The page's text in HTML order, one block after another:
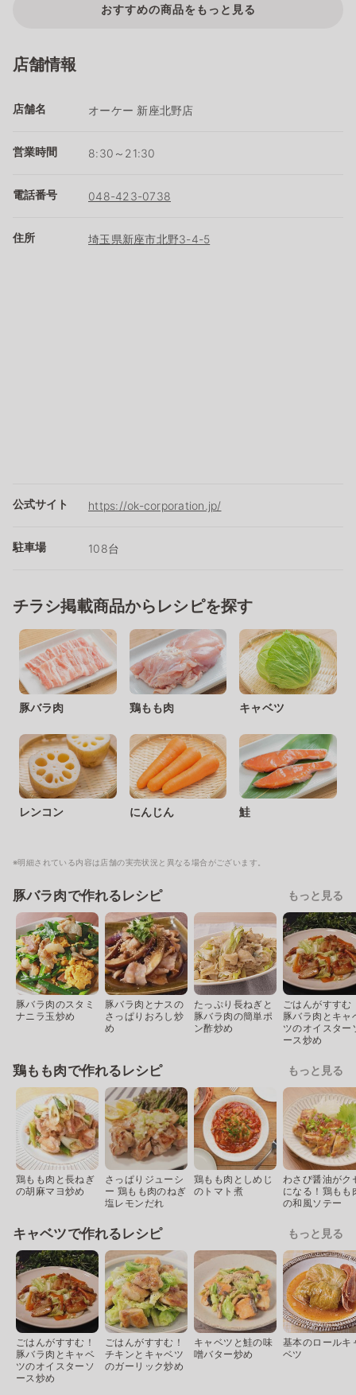
おすすめの商品をもっと見る
店舗情報
店舗名 オーケー 新座北野店
営業時間 8:30～21:30
電話番号 048-423-0738
住所 埼玉県新座市北野3-4-5
公式サイト https://ok-corporation.jp/
駐車場 108台
チラシ掲載商品からレシピを探す
豚バラ肉 鶏もも肉 キャベツ
レンコン にんじん 鮭
※明細されている内容は店舗の実売状況と異なる場合がございます。
豚バラ肉で作れるレシピ もっと見る
豚バラ肉のスタミ
ナニラ玉炒め
豚バラ肉とナスの
さっぱりおろし炒
め
たっぷり長ねぎと
豚バラ肉の簡単ポ
ン酢炒め
ごはんがすすむ
豚バラ肉とキャ
ツのオイスター
ース炒め
鶏もも肉で作れるレシピ もっと見る
鶏もも肉と長ねぎ
の胡麻マヨ炒め
さっぱりジューシ
ー 鶏もも肉のねぎ
塩レモンだれ
鶏もも肉としめじ
のトマト煮
わさび醤油がク
になる！鶏もも
の和風ソテー
キャベツで作れるレシピ もっと見る
ごはんがすすむ！
豚バラ肉とキャベ
ツのオイスターソ
ース炒め
ごはんがすすむ！
チキンとキャベツ
のガーリック炒め
キャベツと鮭の味
噌バター炒め
基本のロールキ
ベツ